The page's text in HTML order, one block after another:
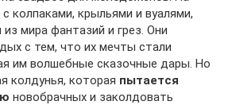
колпаками, крыльями и вуалями,
мира фантазий и грез. Они
с тем, что их мечты стали
им волшебные сказочные дары. Но
колдунья, которая пытается
новобрачных и заколдовать